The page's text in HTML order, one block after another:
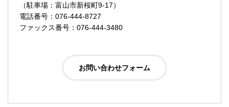
（駐車場：富山市新桜町9-17）
電話番号：076-444-8727
ファックス番号：076-444-3480